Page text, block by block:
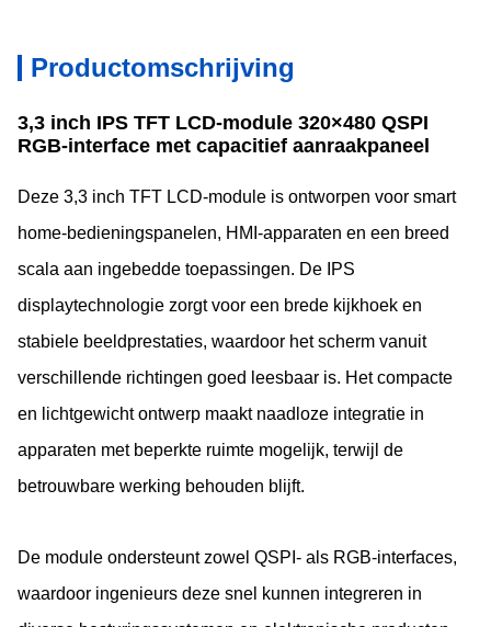
Productomschrijving
3,3 inch IPS TFT LCD-module 320×480 QSPI
RGB-interface met capacitief aanraakpaneel
Deze 3,3 inch TFT LCD-module is ontworpen voor smart
home-bedieningspanelen, HMI-apparaten en een breed
scala aan ingebedde toepassingen. De IPS
displaytechnologie zorgt voor een brede kijkhoek en
stabiele beeldprestaties, waardoor het scherm vanuit
verschillende richtingen goed leesbaar is. Het compacte
en lichtgewicht ontwerp maakt naadloze integratie in
apparaten met beperkte ruimte mogelijk, terwijl de
betrouwbare werking behouden blijft.
De module ondersteunt zowel QSPI- als RGB-interfaces,
waardoor ingenieurs deze snel kunnen integreren in